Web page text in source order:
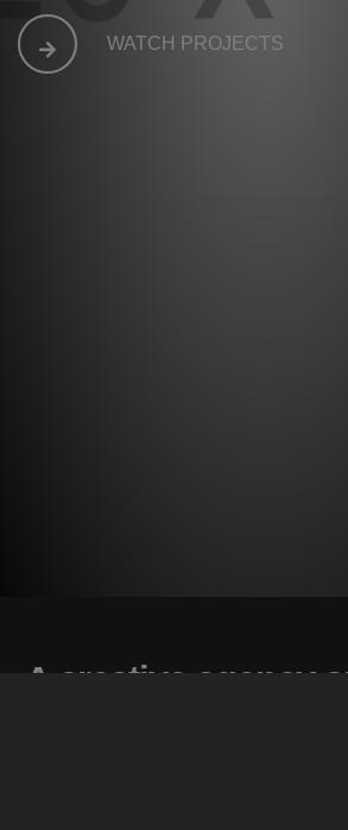
WATCH PROJECTS
A creative agency